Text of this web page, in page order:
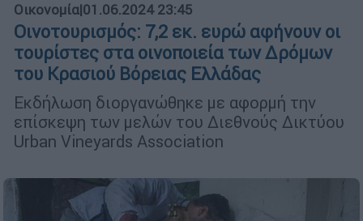
Οικονομία|01.06.2024 23:45
Οινοτουρισμός: 7,2 εκ. ευρώ αφήνουν οι
τουρίστες στα οινοποιεία των Δρόμων
του Κρασιού Βόρειας Ελλάδας
Εκδήλωση διοργανώθηκε με αφορμή την
επίσκεψη των μελών του Διεθνούς Δικτύου
Urban Vineyards Association